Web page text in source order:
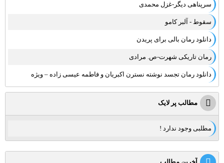
سرپناهی دیگر-غزل محمدی
سقوط - آلبر کامو
دانلود رمان بالی برای پریدن
رمان تاریکی شهرت-ص. مرادی
دانلود رمان تجسد نوشته نسترن اکبریان و فاطمه عیسی زاده – ویژه
مطالب پر لایک
مطلبی وجود ندارد !